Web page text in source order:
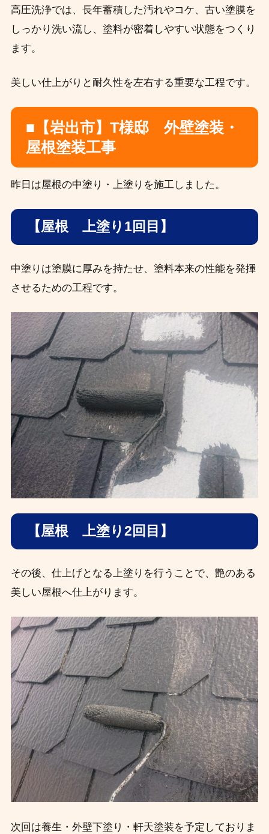
高圧洗浄では、長年蓄積した汚れやコケ、古い塗膜を
しっかり洗い流し、塗料が密着しやすい状態をつくり
ます。
美しい仕上がりと耐久性を左右する重要な工程です。
■【岩出市】T様邸 外壁塗装・
屋根塗装工事
昨日は屋根の中塗り・上塗りを施工しました。
【屋根 上塗り1回目】
中塗りは塗膜に厚みを持たせ、塗料本来の性能を発揮
させるための工程です。
【屋根 上塗り2回目】
その後、仕上げとなる上塗りを行うことで、艶のある
美しい屋根へ仕上がります。
次回は養生・外壁下塗り・軒天塗装を予定しておりま